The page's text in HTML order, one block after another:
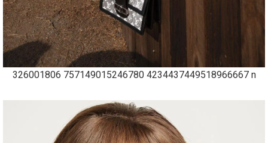
326001806 757149015246780 4234437449518966667 n